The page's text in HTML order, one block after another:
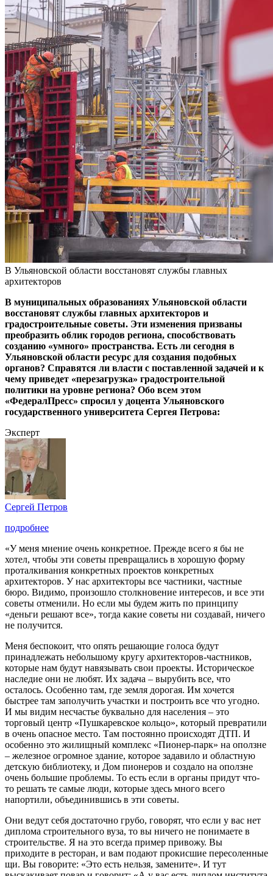
В Ульяновской области восстановят службы главных
архитекторов
В муниципальных образованиях Ульяновской области
восстановят службы главных архитекторов и
градостроительные советы. Эти изменения призваны
преобразить облик городов региона, способствовать
созданию «умного» пространства. Есть ли сегодня в
Ульяновской области ресурс для создания подобных
органов? Справятся ли власти с поставленной задачей и к
чему приведет «перезагрузка» градостроительной
политики на уровне региона? Обо всем этом
«ФедералПресс» спросил у доцента Ульяновского
государственного университета Сергея Петрова:
Эксперт
Сергей Петров
подробнее
«У меня мнение очень конкретное. Прежде всего я бы не
хотел, чтобы эти советы превращались в хорошую форму
проталкивания конкретных проектов конкретных
архитекторов. У нас архитекторы все частники, частные
бюро. Видимо, произошло столкновение интересов, и все эти
советы отменили. Но если мы будем жить по принципу
«деньги решают все», тогда какие советы ни создавай, ничего
не получится.
Меня беспокоит, что опять решающие голоса будут
принадлежать небольшому кругу архитекторов-частников,
которые нам будут навязывать свои проекты. Историческое
наследие они не любят. Их задача – вырубить все, что
осталось. Особенно там, где земля дорогая. Им хочется
быстрее там заполучить участки и построить все что угодно.
И мы видим несчастье буквально для населения – это
торговый центр «Пушкаревское кольцо», который превратили
в очень опасное место. Там постоянно происходят ДТП. И
особенно это жилищный комплекс «Пионер-парк» на оползне
– железное огромное здание, которое задавило и областную
детскую библиотеку, и Дом пионеров и создало на оползне
очень большие проблемы. То есть если в органы придут что-
то решать те самые люди, которые здесь много всего
напортили, объединившись в эти советы.
Они ведут себя достаточно грубо, говорят, что если у вас нет
диплома строительного вуза, то вы ничего не понимаете в
строительстве. Я на это всегда пример привожу. Вы
приходите в ресторан, и вам подают прокисшие пересоленные
щи. Вы говорите: «Это есть нельзя, замените». И тут